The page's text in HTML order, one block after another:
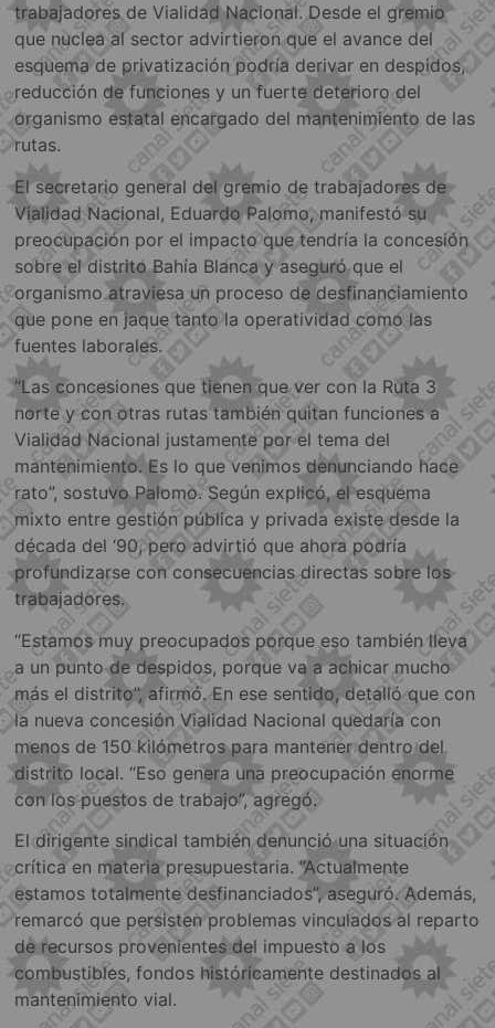
trabajadores de Vialidad Nacional. Desde el gremio
que nuclea al sector advirtieron que el avance del
esquema de privatización podría derivar en despidos,
reducción de funciones y un fuerte deterioro del
organismo estatal encargado del mantenimiento de las
rutas.
El secretario general del gremio de trabajadores de
Vialidad Nacional, Eduardo Palomo, manifestó su
preocupación por el impacto que tendría la concesión
sobre el distrito Bahía Blanca y aseguró que el
organismo atraviesa un proceso de desfinanciamiento
que pone en jaque tanto la operatividad como las
fuentes laborales.
“Las concesiones que tienen que ver con la Ruta 3
norte y con otras rutas también quitan funciones a
Vialidad Nacional justamente por el tema del
mantenimiento. Es lo que venimos denunciando hace
rato”, sostuvo Palomo. Según explicó, el esquema
mixto entre gestión pública y privada existe desde la
década del ‘90, pero advirtió que ahora podría
profundizarse con consecuencias directas sobre los
trabajadores.
“Estamos muy preocupados porque eso también lleva
a un punto de despidos, porque va a achicar mucho
más el distrito”, afirmó. En ese sentido, detalló que con
la nueva concesión Vialidad Nacional quedaría con
menos de 150 kilómetros para mantener dentro del
distrito local. “Eso genera una preocupación enorme
con los puestos de trabajo”, agregó.
El dirigente sindical también denunció una situación
crítica en materia presupuestaria. “Actualmente
estamos totalmente desfinanciados”, aseguró. Además,
remarcó que persisten problemas vinculados al reparto
de recursos provenientes del impuesto a los
combustibles, fondos históricamente destinados al
mantenimiento vial.